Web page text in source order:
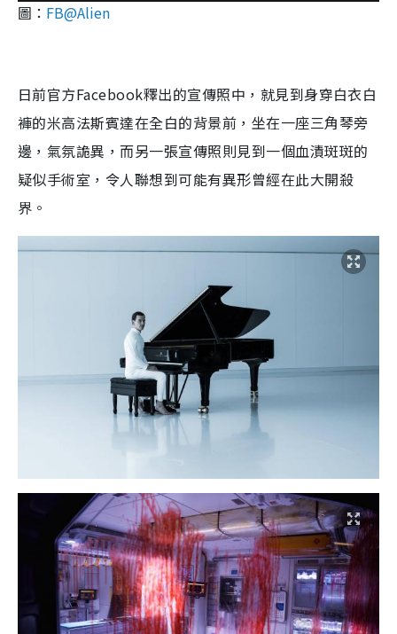
圖： FB@Alien
日前官方Facebook釋出的宣傳照中，就見到身穿白衣白
褲的米高法斯賓達在全白的背景前，坐在一座三角琴旁
邊，氣氛詭異，而另一張宣傳照則見到一個血漬斑斑的
疑似手術室，令人聯想到可能有異形曾經在此大開殺
界。